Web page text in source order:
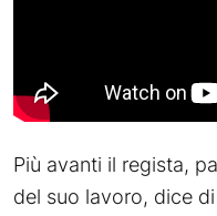
Più avanti il regista,
del suo lavoro, dice